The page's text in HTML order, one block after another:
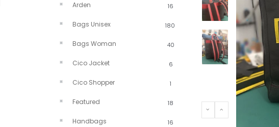
Arden 16
Bags Unisex 180
Bags Woman 40
Cico Jacket 6
Cico Shopper 1
Featured 18
Handbags 16
PREVIOUS SLIDE
NEXT SLIDE